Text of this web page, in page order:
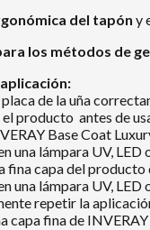
del tapón y
los métodos de
de la uña
producto antes de
Base Coat
una lámpara UV, LED
fina capa del
una lámpara UV, LED
repetir la
capa fina de